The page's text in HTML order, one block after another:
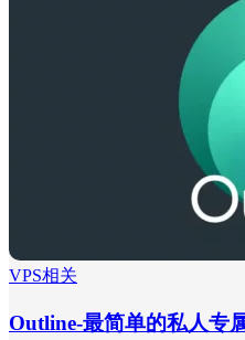
VPS相关
Outline-最简单的私人专